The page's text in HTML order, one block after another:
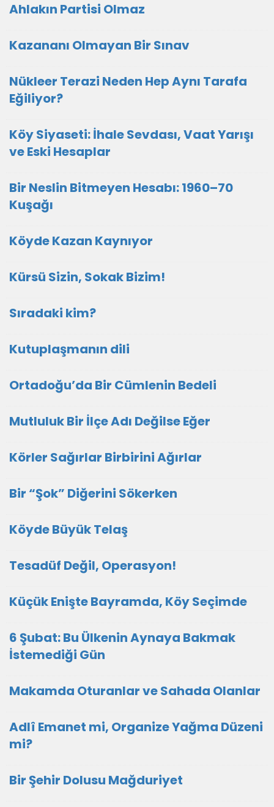
Ahlakın Partisi Olmaz
Kazananı Olmayan Bir Sınav
Nükleer Terazi Neden Hep Aynı Tarafa
Eğiliyor?
Köy Siyaseti: İhale Sevdası, Vaat Yarışı
ve Eski Hesaplar
Bir Neslin Bitmeyen Hesabı: 1960–70
Kuşağı
Köyde Kazan Kaynıyor
Kürsü Sizin, Sokak Bizim!
Sıradaki kim?
Kutuplaşmanın dili
Ortadoğu’da Bir Cümlenin Bedeli
Mutluluk Bir İlçe Adı Değilse Eğer
Körler Sağırlar Birbirini Ağırlar
Bir “Şok” Diğerini Sökerken
Köyde Büyük Telaş
Tesadüf Değil, Operasyon!
Küçük Enişte Bayramda, Köy Seçimde
6 Şubat: Bu Ülkenin Aynaya Bakmak
İstemediği Gün
Makamda Oturanlar ve Sahada Olanlar
Adlî Emanet mi, Organize Yağma Düzeni
mi?
Bir Şehir Dolusu Mağduriyet